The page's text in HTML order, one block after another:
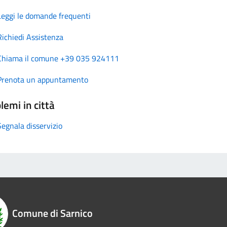
le domande frequenti
Assistenza
il comune +39 035 924111
un appuntamento
in città
disservizio
Comune di Sarnico